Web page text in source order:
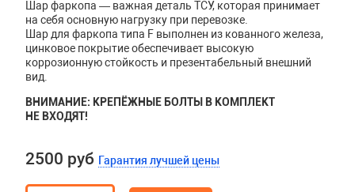
Шар фаркопа — важная деталь ТСУ, которая принимает
на себя основную нагрузку при перевозке.
Шар для фаркопа типа F выполнен из кованного железа,
цинковое покрытие обеспечивает высокую
коррозионную стойкость и презентабельный внешний
вид.
ВНИМАНИЕ: КРЕПЁЖНЫЕ БОЛТЫ В КОМПЛЕКТ
НЕ ВХОДЯТ!
2500 руб Гарантия лучшей цены